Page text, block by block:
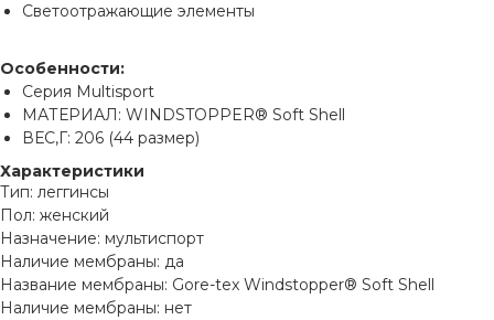
Светоотражающие элементы
Особенности:
Серия Multisport
МАТЕРИАЛ: WINDSTOPPER® Soft Shell
ВЕС,Г: 206 (44 размер)
Характеристики
Тип: леггинсы
Пол: женский
Назначение: мультиспорт
Наличие мембраны: да
Название мембраны: Gore-tex Windstopper® Soft Shell
Наличие мембраны: нет